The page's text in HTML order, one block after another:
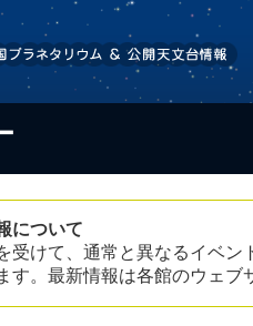
について
受けて、通常と異なるイベ
す。最新情報は各館のウェ